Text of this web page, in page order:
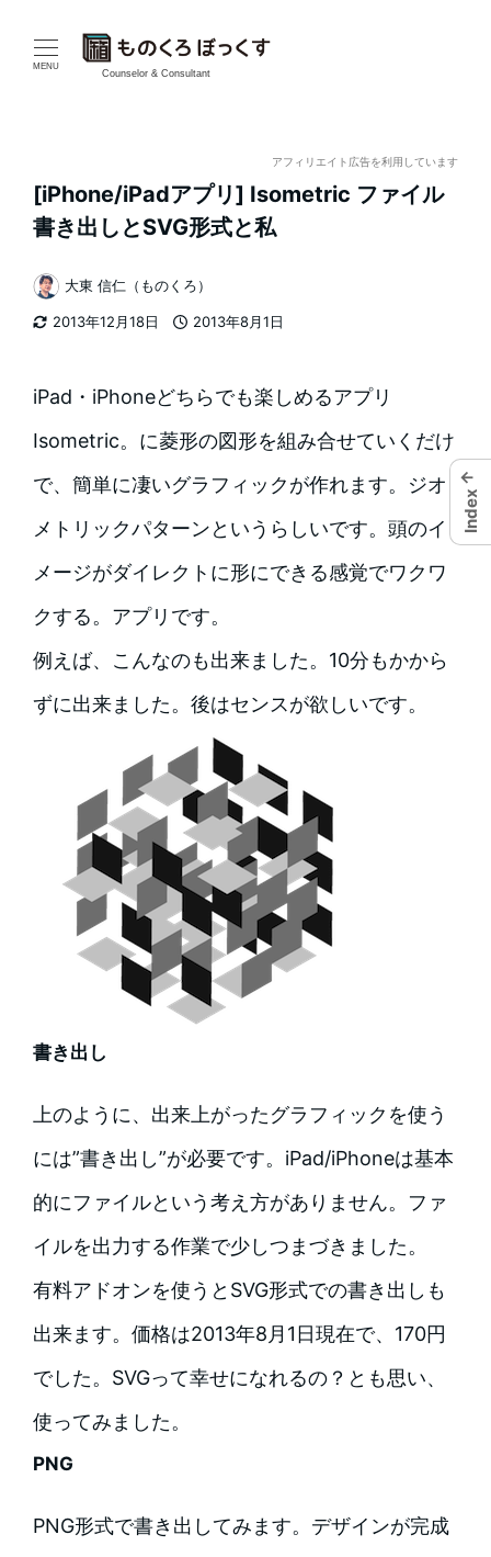
MENU
Counselor & Consultant
アフィリエイト広告を利用しています
[iPhone/iPadアプリ] Isometric ファイル
書き出しとSVG形式と私
2013年12月18日
2013年8月1日
著
者
大東 信仁（ものくろ）
iPad・iPhoneどちらでも楽しめるアプリ
Isometric。に菱形の図形を組み合せていくだけ
で、簡単に凄いグラフィックが作れます。ジオ
メトリックパターンというらしいです。頭のイ
メージがダイレクトに形にできる感覚でワクワ
クする。アプリです。
例えば、こんなのも出来ました。10分もかから
ずに出来ました。後はセンスが欲しいです。
書き出し
上のように、出来上がったグラフィックを使う
には”書き出し”が必要です。iPad/iPhoneは基本
的にファイルという考え方がありません。ファ
イルを出力する作業で少しつまづきました。
有料アドオンを使うとSVG形式での書き出しも
出来ます。価格は2013年8月1日現在で、170円
でした。SVGって幸せになれるの？とも思い、
使ってみました。
PNG
PNG形式で書き出してみます。デザインが完成
←
Index